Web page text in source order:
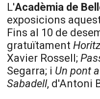
L'Acadèmia de
exposicions
Fins al 10 de
gratuïtament
Xavier Rossell;
Segarra; i Un pont
Sabadell, d'Antoni